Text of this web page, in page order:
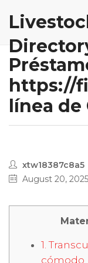
https://
línea de
xtw18387c8a5
August 20, 2025
1.
cómodo